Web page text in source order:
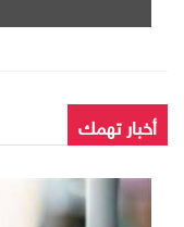
أخبار تهمك